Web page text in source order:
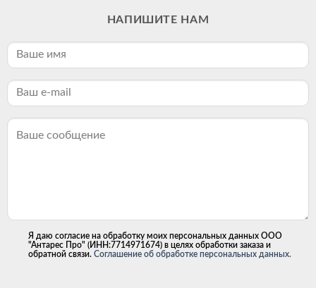
НАПИШИТЕ НАМ
Я даю согласие на обработку моих персональных данных ООО
"Антарес Про" (ИНН:7714971674) в целях обработки заказа и
обратной связи. Соглашение об обработке персональных данных.